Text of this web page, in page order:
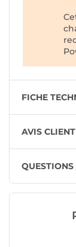
FICHE
AVIS CLIENT
QUESTIONS